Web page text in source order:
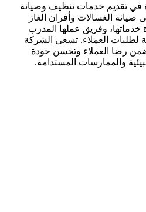
تقديم خدمات تنظيف وصيانة
صيانة الغسالات وأفران الغاز
خدماتها، وفريق عملها المدرب
لطلبات العملاء. تسعى الشركة
رضا العملاء وتحسن جودة
والممارسات المستدامة.